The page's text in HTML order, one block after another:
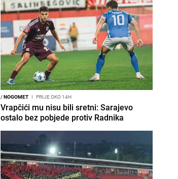
/NOGOMET I PRIJE OKO 14H
Vrapčići mu nisu bili sretni: Sarajevo
ostalo bez pobjede protiv Radnika